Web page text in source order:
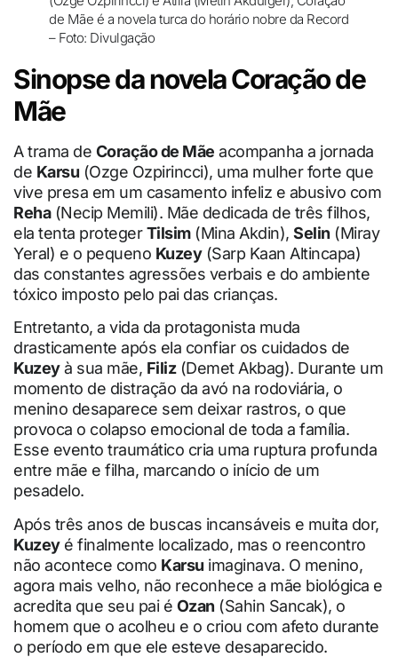
de Mãe é a novela turca do horário nobre da Record
– Foto: Divulgação
Sinopse da novela Coração de
Mãe
A trama de Coração de Mãe acompanha a jornada
de Karsu (Ozge Ozpirincci), uma mulher forte que
vive presa em um casamento infeliz e abusivo com
Reha(Necip Memili). Mãe dedicada de três filhos,
ela tenta protegerTilsim(Mina Akdin), Selin (Miray
Yeral) e o pequeno Kuzey(Sarp Kaan Altincapa)
das constantes agressões verbais e do ambiente
tóxico imposto pelo pai das crianças.
Entretanto, a vida da protagonista muda
drasticamente após ela confiar os cuidados de
Kuzeyà sua mãe, Filiz(Demet Akbag). Durante um
momento de distração da avó na rodoviária, o
menino desaparece sem deixar rastros, o que
provoca o colapso emocional de toda a família.
Esse evento traumático cria uma ruptura profunda
entre mãe e filha, marcando o início de um
pesadelo.
Após três anos de buscas incansáveis e muita dor,
Kuzeyé finalmente localizado, mas o reencontro
não acontece como Karsu imaginava. O menino,
agora mais velho, não reconhece a mãe biológica e
acredita que seu pai é Ozan (Sahin Sancak), o
homem que o acolheu e o criou com afeto durante
o período em que ele esteve desaparecido.